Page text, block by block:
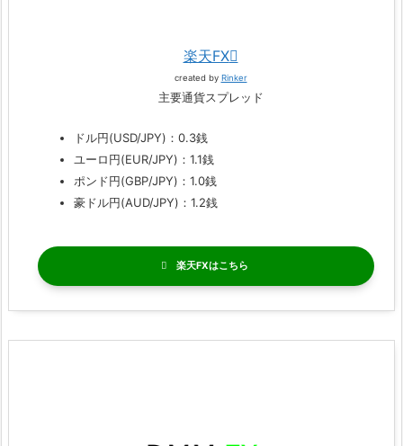
楽天FX
created by Rinker
主要通貨スプレッド
ドル円(USD/JPY)：0.3銭
ユーロ円(EUR/JPY)：1.1銭
ポンド円(GBP/JPY)：1.0銭
豪ドル円(AUD/JPY)：1.2銭
楽天FX